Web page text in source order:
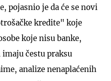
pojasnio je da će se novi
kredite" koje
koje nisu banke,
čestu praksu
analize nenaplaćenih